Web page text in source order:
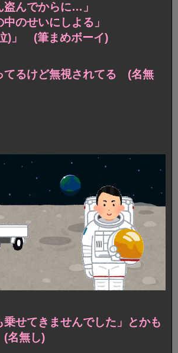
んでからに…」
のせいにしよる」
)」 (筆まめボーイ)
てるけど無視されてる (名無
乗せてきませんでした」とかも
名無し)